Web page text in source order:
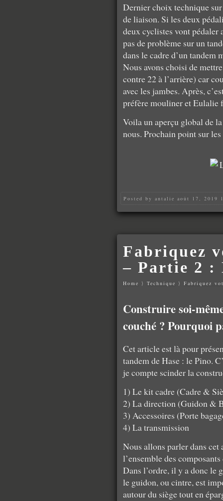
Dernier choix technique
de liaison. Si les deux
deux cyclistes vont pédaler
pas de problème sur un
dans le cadre d’un tandem
Nous avons choisi de
contre 22 à l’arrière) car
avec les jambes. Après,
préfère mouliner et Eulalie
Voila un aperçu global de
nous. Prochain point sur
Posted by antalie août 17, 2019
Fabriquez
– Partie 2 :
Home ⟩Technique ⟩Fabriquez
Construire soi-
couché ? Pourquoi
Cet article est là pour
tandem de Hase : le Pino.
je compte scinder la
1) Le kit cadre (Cadre &
2) La direction (Guidon &
3) Accessoires (Porte
4) La transmission
Nous allons parler dans
l’ensemble des
Dans l’ordre, il y a donc le
le guidon, ou cintre, est
autour du siège tout en